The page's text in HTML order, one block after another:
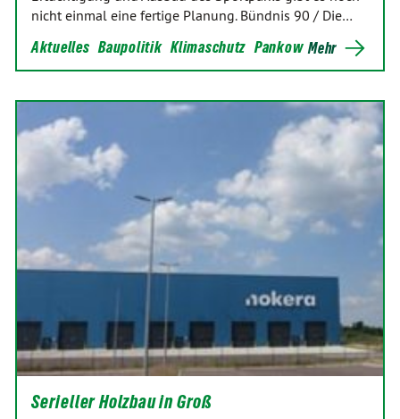
nicht einmal eine fertige Planung. Bündnis 90 / Die…
Aktuelles Baupolitik Klimaschutz Pankow Mehr
Serieller Holzbau in Groß